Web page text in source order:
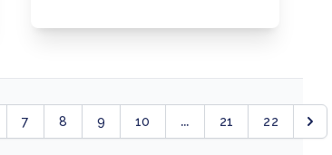
7 8 9 10 ... 21 22